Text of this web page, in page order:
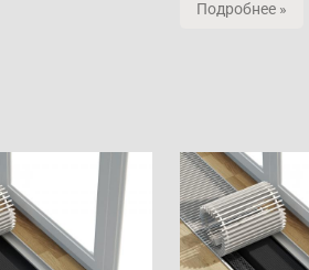
Подробнее »